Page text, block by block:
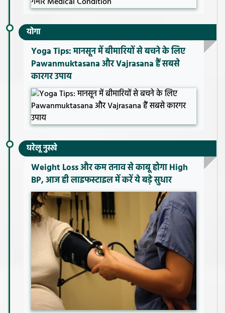
योगा
Yoga Tips: मानसून में बीमारियों से बचने के लिए
Pawanmuktasana और Vajrasana हैं सबसे
कारगर उपाय
घरेलू नुस्खे
Weight Loss और कम तनाव से काबू होगा High
BP, आज ही लाइफस्टाइल में करें ये बड़े सुधार